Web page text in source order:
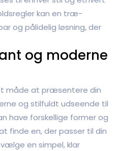
kan en træ-
og pålidelig løsning, der
og moderne
måde at præsentere din
og stilfuldt udseende til
have forskellige former og
finde en, der passer til din
en simpel, klar